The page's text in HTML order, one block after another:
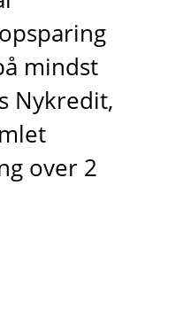
mindst
Nykredit,
over 2